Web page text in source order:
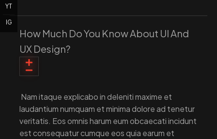
How Much Do You Know About UI And
UX Design?
Nam itaque explicabo in deleniti maxime et
laudantium numquam et minima dolore ad tenetur
veritatis. Eos omnis harum eum obcaecati incidunt
est consequatur cumque eos quia earum et
YT
IG